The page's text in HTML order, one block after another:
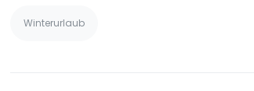
Winterurlaub